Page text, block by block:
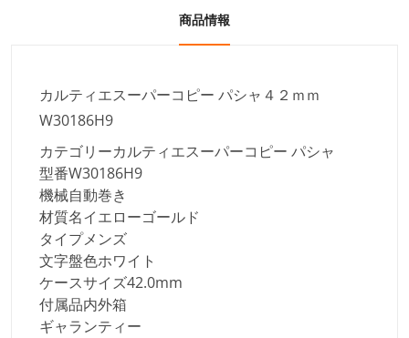
商品情報
カルティエスーパーコピー パシャ４２ｍｍ
W30186H9
カテゴリーカルティエスーパーコピー パシャ
型番W30186H9
機械自動巻き
材質名イエローゴールド
タイプメンズ
文字盤色ホワイト
ケースサイズ42.0mm
付属品内外箱
ギャランティー